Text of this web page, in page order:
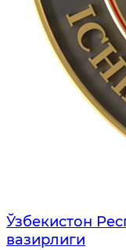
Ўзбекистон
вазирлиги